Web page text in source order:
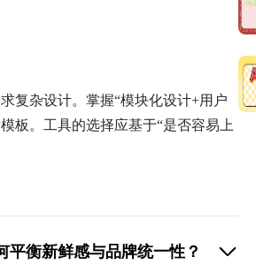
复杂设计。掌握“模块化设计+用户
板。工具的选择应基于“是否容易上
衡新鲜感与品牌统一性？